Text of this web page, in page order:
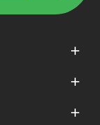


